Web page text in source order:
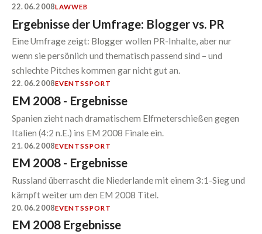
22.06.2008LAWWEB
Ergebnisse der Umfrage: Blogger vs. PR
Eine Umfrage zeigt: Blogger wollen PR-Inhalte, aber nur
wenn sie persönlich und thematisch passend sind – und
schlechte Pitches kommen gar nicht gut an.
22.06.2008EVENTSSPORT
EM 2008 - Ergebnisse
Spanien zieht nach dramatischem Elfmeterschießen gegen
Italien (4:2 n.E.) ins EM 2008 Finale ein.
21.06.2008EVENTSSPORT
EM 2008 - Ergebnisse
Russland überrascht die Niederlande mit einem 3:1-Sieg und
kämpft weiter um den EM 2008 Titel.
20.06.2008EVENTSSPORT
EM 2008 Ergebnisse